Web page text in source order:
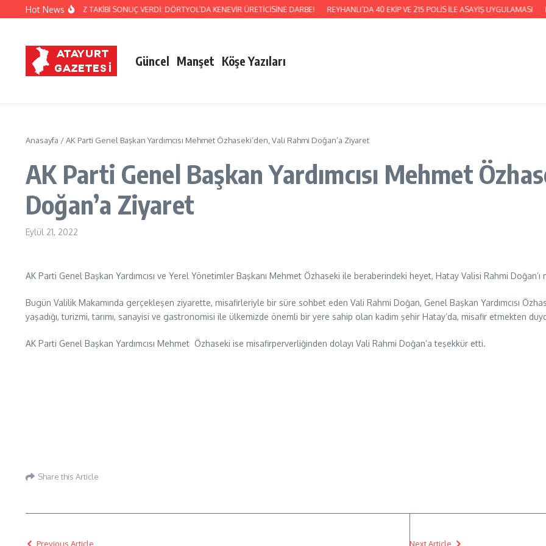
İçeriğe atlaHot News
JANDARMA’NIN TİTİZ TAKİBİ SONUÇ VERDİ: DÖRTYOL’DA KENEVİR ÜRETİCİSİNE DARBE! REYHANLI’DA 40 EKİP VE 215 POLİS İLE ASAYİŞ UYGULAMASI
Güncel Manşet Köşe Yazıları
Anasayfa /AK Parti Genel Başkan Yardımcısı Mehmet Özhaseki’den, Vali Rahmi Doğan’a Ziyaret
AK Parti Genel Başkan Yardımcısı Mehmet
Doğan’a Ziyaret
Eylül 21, 2022
AK Parti Genel Başkan Yardımcısı ve Yerel Yönetimler Başkanı Mehmet Özhaseki ile beraberindeki heyet, Hatay Valisi Rahmi Doğan’ı
Bugün Valilik Makamında gerçekleşen ziyarette, misafirleriyle bir süre sohbet eden Vali Rahmi Doğan, Genel Başkan Yardımcısı
yaşadığı, turizmi, tarımı, sanayisi ve gastronomisi ile ülkemizde önemli bir yere sahip olan kadim şehir Hatay’da, misafir etmekten
AK Parti Genel Başkan Yardımcısı Mehmet Özhaseki ise misafirperverliğinden dolayı Vali Rahmi Doğan’a teşekkür etti.
Share this Article
Previous Article Next Article